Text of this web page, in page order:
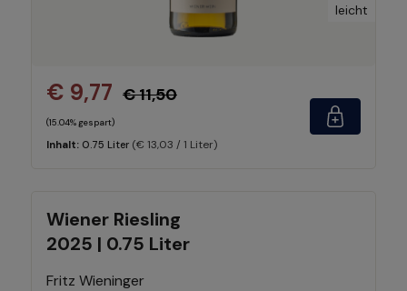
leicht
€ 9,77 € 11,50
(15.04% gespart)
Inhalt: 0.75 Liter (€ 13,03 / 1 Liter)
Wiener Riesling
2025 | 0.75 Liter
Fritz Wieninger